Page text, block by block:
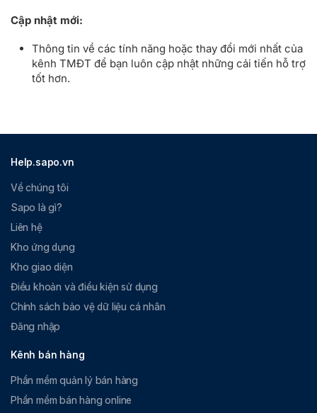
Cập nhật mới:
Thông tin về các tính năng hoặc thay đổi mới nhất của
kênh TMĐT để bạn luôn cập nhật những cải tiến hỗ trợ
tốt hơn.
Help.sapo.vn
Về chúng tôi
Sapo là gì?
Liên hệ
Kho ứng dụng
Kho giao diện
Điều khoản và điều kiện sử dụng
Chính sách bảo vệ dữ liệu cá nhân
Đăng nhập
Kênh bán hàng
Phần mềm quản lý bán hàng
Phần mềm bán hàng online